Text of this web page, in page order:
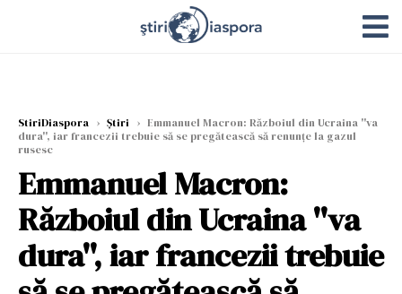
StiriDiaspora › Știri › Emmanuel Macron: Războiul din Ucraina ''va
dura'', iar francezii trebuie să se pregătească să renunțe la gazul
rusesc
Emmanuel Macron:
Războiul din Ucraina ''va
dura'', iar francezii trebuie